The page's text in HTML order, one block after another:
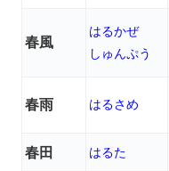
春風
はるかぜ
しゅんぷう
春雨 はるさめ
春田 はるた